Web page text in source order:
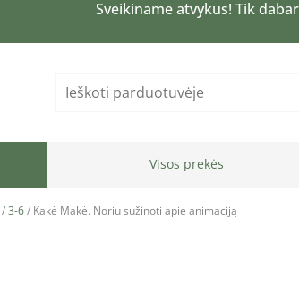
Sveikiname atvykus! Tik
Visos prekės
/3-6/ Kakė Makė. Noriu sužinoti apie animaciją